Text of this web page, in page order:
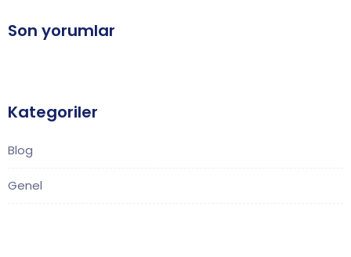
Son yorumlar
Kategoriler
Blog
Genel